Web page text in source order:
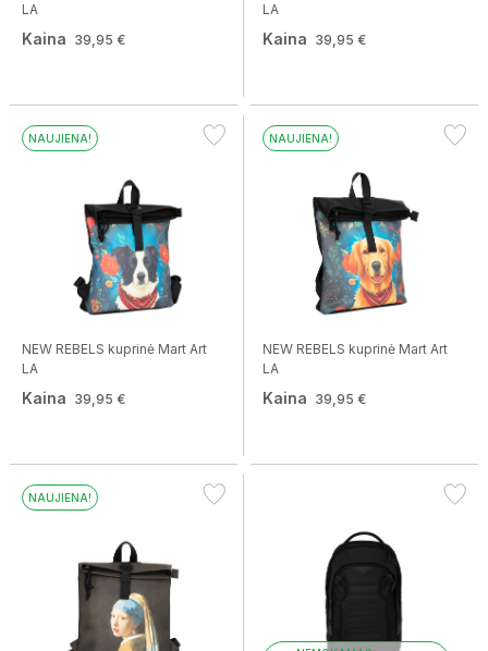
LA
Kaina 39,95 €
LA
Kaina 39,95 €
NAUJIENA!
NEW REBELS kuprinė Mart Art
LA
Kaina 39,95 €
NAUJIENA!
NEW REBELS kuprinė Mart Art
LA
Kaina 39,95 €
NAUJIENA!